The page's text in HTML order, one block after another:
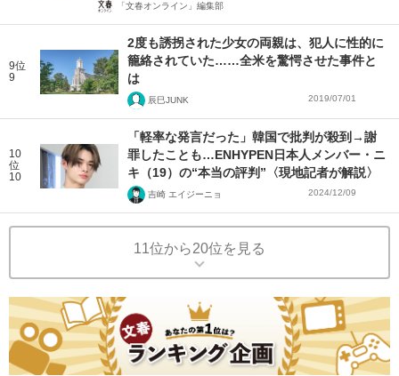
「文春オンライン」編集部
9位
9
2度も誘拐された少女の両親は、犯人に性的に
籠絡されていた……全米を驚愕させた事件と
は
辰巳JUNK 2019/07/01
10
位
10
「軽率な発言だった」韓国で批判が殺到→謝
罪したことも…ENHYPEN日本人メンバー・ニ
キ（19）の“本当の評判”〈現地記者が解説〉
吉崎 エイジーニョ 2024/12/09
11位から20位を見る